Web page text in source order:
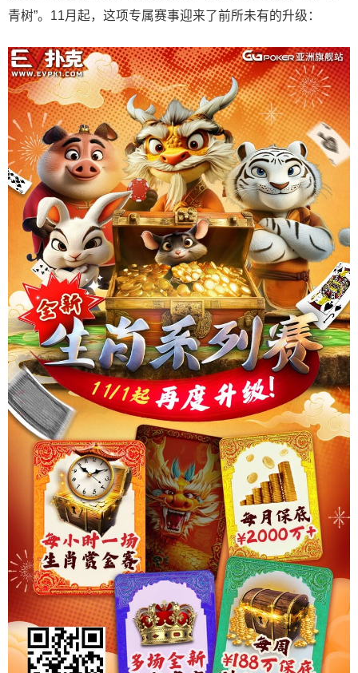
青树”。11月起，这项专属赛事迎来了前所未有的升级：